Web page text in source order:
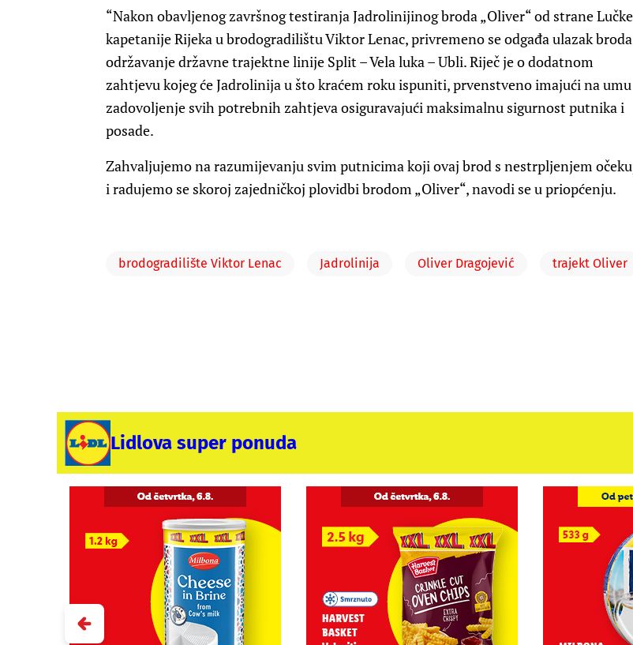
“Nakon obavljenog završnog testiranja Jadrolinijinog broda „Oliver“ od strane Lučke
kapetanije Rijeka u brodogradilištu Viktor Lenac, privremeno se odgađa ulazak
održavanje državne trajektne linije Split – Vela luka – Ubli. Riječ je o dodatnom
zahtjevu kojeg će Jadrolinija u što kraćem roku ispuniti, prvenstveno imajući na umu
zadovoljenje svih potrebnih zahtjeva osiguravajući maksimalnu sigurnost putnika i
posade.
Zahvaljujemo na razumijevanju svim putnicima koji ovaj brod s nestrpljenjem
i radujemo se skoroj zajedničkoj plovidbi brodom „Oliver“, navodi se u priopćenju.
brodogradilište Viktor Lenac Jadrolinija Oliver Dragojević trajekt Oliver
Lidlova super ponuda